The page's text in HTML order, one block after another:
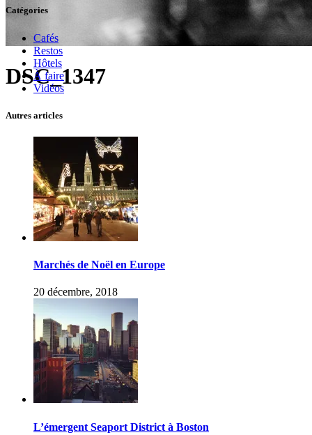
DSC_1347
Catégories
Cafés
Restos
Hôtels
À faire
Vidéos
Autres articles
Marchés de Noël en Europe
20 décembre, 2018
L’émergent Seaport District à Boston